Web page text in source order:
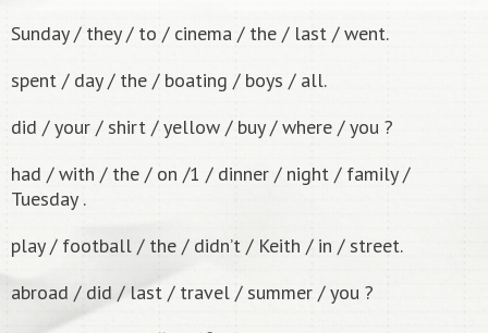
Sunday / they / to / cinema / the / last / went.
spent / day / the / boating / boys / all.
did / your / shirt / yellow / buy / where / you ?
had / with / the / on /1 / dinner / night / family /
Tuesday .
play / football / the / didn’t / Keith / in / street.
abroad / did / last / travel / summer / you ?
10 б